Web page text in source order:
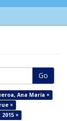
Go
Ana María ×
×
×